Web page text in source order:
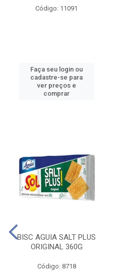
Código: 11091
Faça seu login ou
cadastre-se para
ver preços e
comprar
BISC AGUIA SALT PLUS
ORIGINAL 360G
Código: 8718